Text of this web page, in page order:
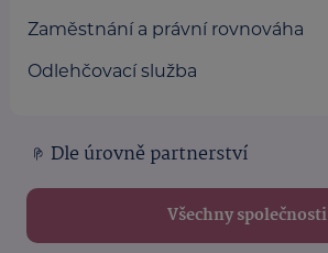
Zaměstnání a právní rovnováha
Odlehčovací služba
Dle úrovně partnerství
Všechny společnosti